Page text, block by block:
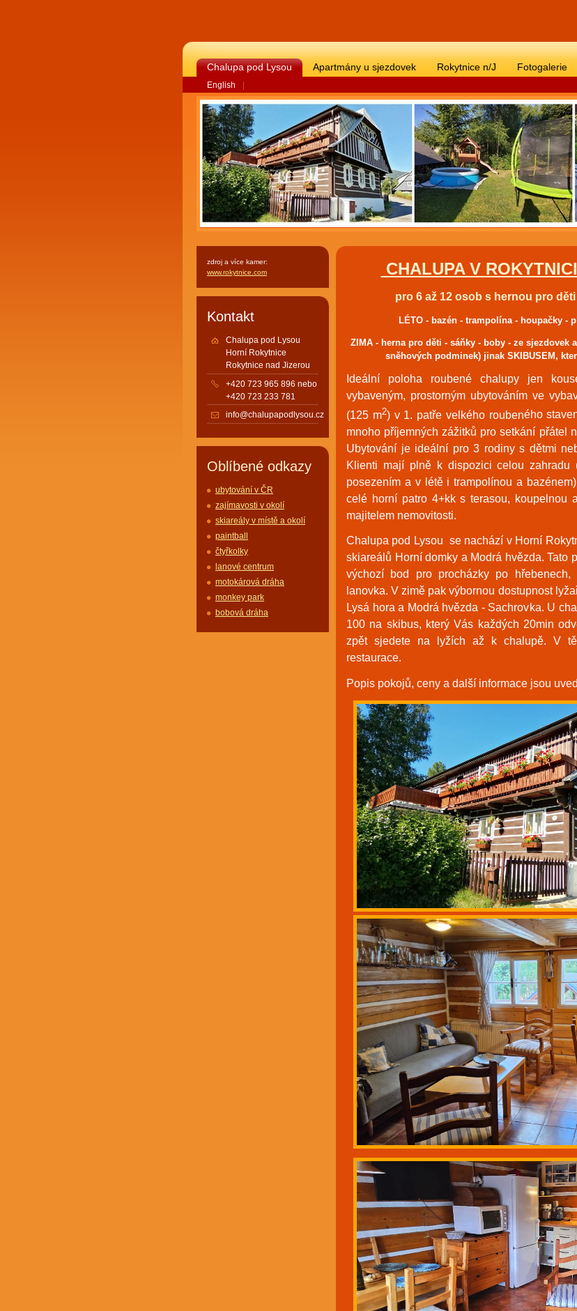
Chalupa pod Lysou Apartmány u sjezdovek Rokytnice n/J Fotogalerie
English
CHALUPA V
pro 6 až 12 osob s hernou pro děti
LÉTO - bazén - trampolína - houpačky -
ZIMA - herna pro děti - sáňky - boby - ze sjezdovek
sněhových podminek) jinak SKIBUSEM,
Ideální poloha roubené chalupy jen
vybaveným, prostorným ubytováním ve
(125 m2) v 1. patře velkého roubeného
mnoho příjemných zážitků pro setkání přátel
Ubytování je ideální pro 3 rodiny s dětmi
Klienti mají plně k dispozici celou zahradu
posezením a v létě i trampolínou a
celé horní patro 4+kk s terasou,
majitelem nemovitosti.
Chalupa pod Lysou se nachází v Horní
skiareálů Horní domky a Modrá hvězda. Tato
výchozí bod pro procházky po hřebenech,
lanovka. V zimě pak výbornou dostupnost
Lysá hora a Modrá hvězda - Sachrovka. U
100 na skibus, který Vás každých 20min
zpět sjedete na lyžích až k chalupě. V
restaurace.
Popis pokojů, ceny a další informace jsou
zdroj a více kamer:
www.rokytnice.com
Kontakt
Chalupa pod Lysou
Horní Rokytnice
Rokytnice nad Jizerou
+420 723 965 896 nebo
+420 723 233 781
info@chalupapodlysou.cz
Oblíbené odkazy
ubytování v ČR
zajímavosti v okolí
skiareály v místě a okolí
paintball
čtyřkolky
lanové centrum
motokárová dráha
monkey park
bobová dráha